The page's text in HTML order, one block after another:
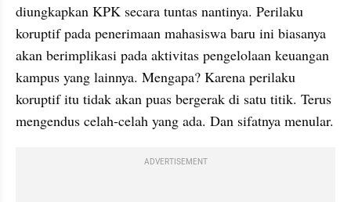
diungkapkan KPK secara tuntas nantinya. Perilaku
koruptif pada penerimaan mahasiswa baru ini biasanya
akan berimplikasi pada aktivitas pengelolaan keuangan
kampus yang lainnya. Mengapa? Karena perilaku
koruptif itu tidak akan puas bergerak di satu titik. Terus
mengendus celah-celah yang ada. Dan sifatnya menular.
ADVERTISEMENT